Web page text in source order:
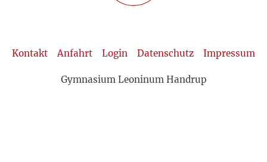
Kontakt Anfahrt Login Datenschutz Impressum
Gymnasium Leoninum Handrup